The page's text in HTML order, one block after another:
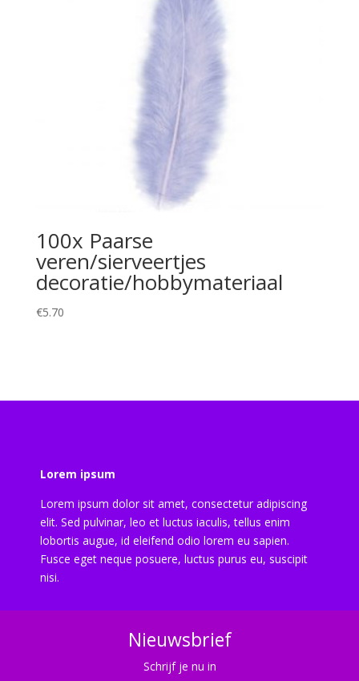
100x Paarse
veren/sierveertjes
decoratie/hobbymateriaal
€5.70
Lorem ipsum
Lorem ipsum dolor sit amet, consectetur adipiscing
elit. Sed pulvinar, leo et luctus iaculis, tellus enim
lobortis augue, id eleifend odio lorem eu sapien.
Fusce eget neque posuere, luctus purus eu, suscipit
nisi.
Nieuwsbrief
Schrijf je nu in